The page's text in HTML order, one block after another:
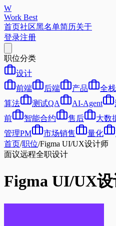
W
Work Best
首页社区黑名单简历关于
登录注册
职位分类
设计
前端
后端 产品 全栈
算法
测试QA AI-Agent
前
智能合约 售后 大数
管理PM
市场销售 量化
首页/职位/Figma UI/UX设计师
面议远程全职设计
Figma UI/UX